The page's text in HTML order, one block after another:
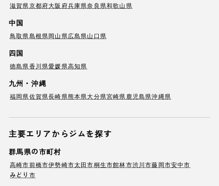
滋賀県京都府大阪府兵庫県奈良県和歌山県
中国
鳥取県島根県岡山県広島県山口県
四国
徳島県香川県愛媛県高知県
九州・沖縄
福岡県佐賀県長崎県熊本県大分県宮崎県 鹿児島県沖縄県
主要エリアからジムを探す
群馬県の市町村
高崎市前橋市伊勢崎市太田市桐生市館林市渋川市藤岡市安中市
みどり市